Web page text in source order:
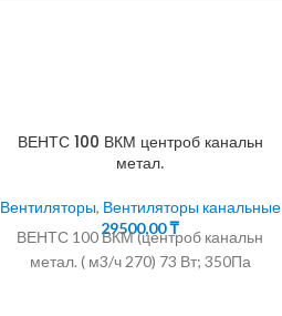
ВЕНТС 100 ВКМ центроб канальн
метал.
Вентиляторы, Вентиляторы канальные
29500,00₸
ВЕНТС 100 ВКМ (центроб канальн
метал. ( м3/ч 270) 73 Вт; 350Па